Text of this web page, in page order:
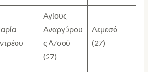
Αγίους
Αναργύρου
ς Λ/σού
(27)
Λεμεσό
(27)